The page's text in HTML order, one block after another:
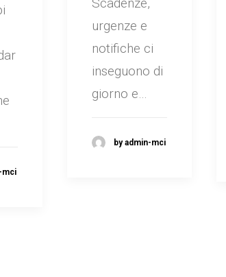
mci
Scadenze,
urgenze e
notifiche ci
inseguono di
giorno e…
by admin-mci